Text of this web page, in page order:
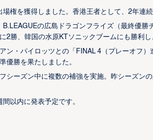
権を獲得しました。香港王者として、2年連続
の広島ドラゴンフライズ（最終優勝
2勝、韓国の水原KTソニックブームにも勝利し
ン・パイロッツとの「FINAL 4（プレーオフ
優勝を果たしました。
シーズン中に複数の補強を実施。昨シーズン
以内に発表予定です。